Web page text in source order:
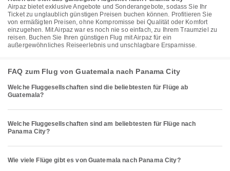
Airpaz bietet exklusive Angebote und Sonderangebote, sodass Sie Ihr
Ticket zu unglaublich günstigen Preisen buchen können. Profitieren Sie
von ermäßigten Preisen, ohne Kompromisse bei Qualität oder Komfort
einzugehen. Mit Airpaz war es noch nie so einfach, zu Ihrem Traumziel zu
reisen. Buchen Sie Ihren günstigen Flug mit Airpaz für ein
außergewöhnliches Reiseerlebnis und unschlagbare Ersparnisse.
FAQ zum Flug von Guatemala nach Panama City
Welche Fluggesellschaften sind die beliebtesten für Flüge ab
Guatemala?
Welche Fluggesellschaften sind am beliebtesten für Flüge nach
Panama City?
Wie viele Flüge gibt es von Guatemala nach Panama City?